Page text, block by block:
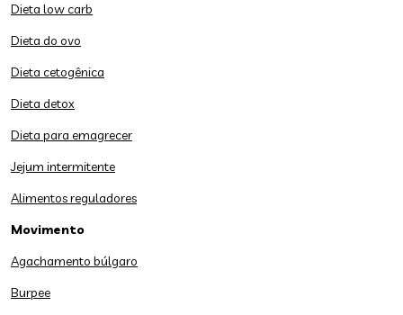
Dieta low carb
Dieta do ovo
Dieta cetogênica
Dieta detox
Dieta para emagrecer
Jejum intermitente
Alimentos reguladores
Movimento
Agachamento búlgaro
Burpee